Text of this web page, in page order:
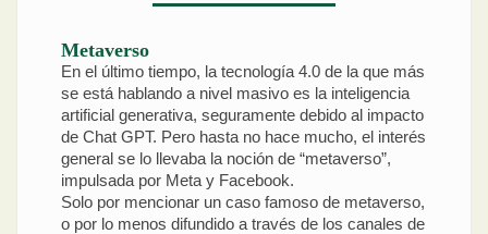
Metaverso
En el último tiempo, la tecnología 4.0 de la que más
se está hablando a nivel masivo es la inteligencia
artificial generativa, seguramente debido al impacto
de Chat GPT. Pero hasta no hace mucho, el interés
general se lo llevaba la noción de “metaverso”,
impulsada por Meta y Facebook.
Solo por mencionar un caso famoso de metaverso,
o por lo menos difundido a través de los canales de